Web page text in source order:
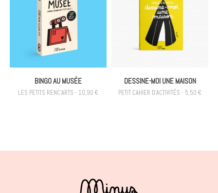
BINGO AU MUSÉE
LES PETITS RENC'ARTS - 10,90 €
DESSINE-MOI UNE MAISON
PETIT CAHIER D'ACTIVITÉS - 5,50 €